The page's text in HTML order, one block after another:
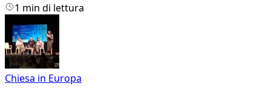
1 min di lettura
Chiesa in Europa